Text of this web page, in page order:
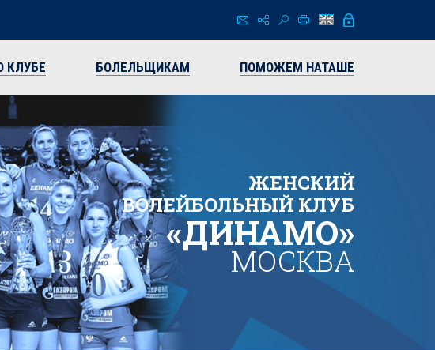
КЛУБЕ БОЛЕЛЬЩИКАМ ПОМОЖЕМ НАТАШЕ
ЖЕНСКИЙ
ВОЛЕЙБОЛЬНЫЙ КЛУБ
«ДИНАМО»
МОСКВА